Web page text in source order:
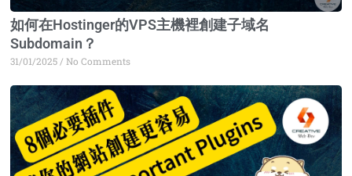
如何在Hostinger的VPS主機裡創建子域名
Subdomain？
31/01/2025 No Comments